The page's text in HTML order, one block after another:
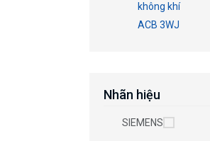
không khí
ACB 3WJ
Nhãn hiệu
SIEMENS